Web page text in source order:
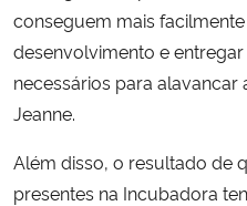
conseguem mais
desenvolvimento e
necessários para
Jeanne.
Além disso, o resultado de
presentes na Incubadora